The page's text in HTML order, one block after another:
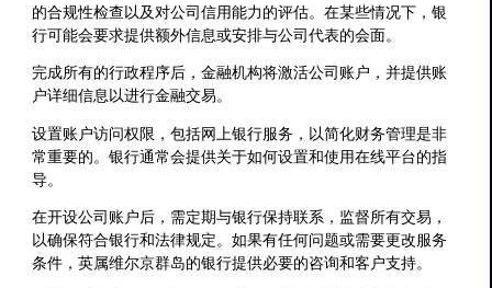
的合规性检查以及对公司信用能力的评估。在某些情况下，银
行可能会要求提供额外信息或安排与公司代表的会面。
完成所有的行政程序后，金融机构将激活公司账户，并提供账
户详细信息以进行金融交易。
设置账户访问权限，包括网上银行服务，以简化财务管理是非
常重要的。银行通常会提供关于如何设置和使用在线平台的指
导。
在开设公司账户后，需定期与银行保持联系，监督所有交易，
以确保符合银行和法律规定。如果有任何问题或需要更改服务
条件，英属维尔京群岛的银行提供必要的咨询和客户支持。